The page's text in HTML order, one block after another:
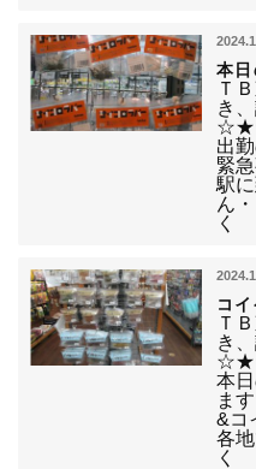
本日
Ｔ
き
出
緊
駅
ん
く
コ
Ｔ
き
本
ま
&コ
各
く